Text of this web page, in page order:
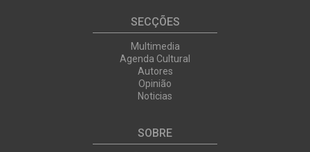
SECÇÕES
Multimedia
Agenda Cultural
Autores
Opinião
Noticias
SOBRE